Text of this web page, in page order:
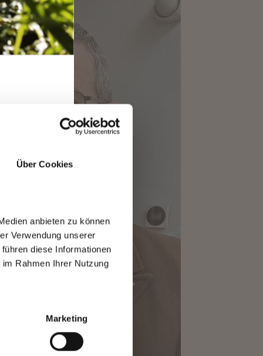
Über Cookies
anbieten zu können
Verwendung unserer
diese Informationen
Rahmen Ihrer Nutzung
Marketing